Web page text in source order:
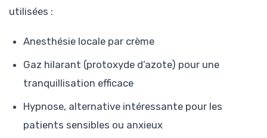
utilisées :
Anesthésie locale par crème
Gaz hilarant (protoxyde d’azote) pour une
tranquillisation efficace
Hypnose, alternative intéressante pour les
patients sensibles ou anxieux